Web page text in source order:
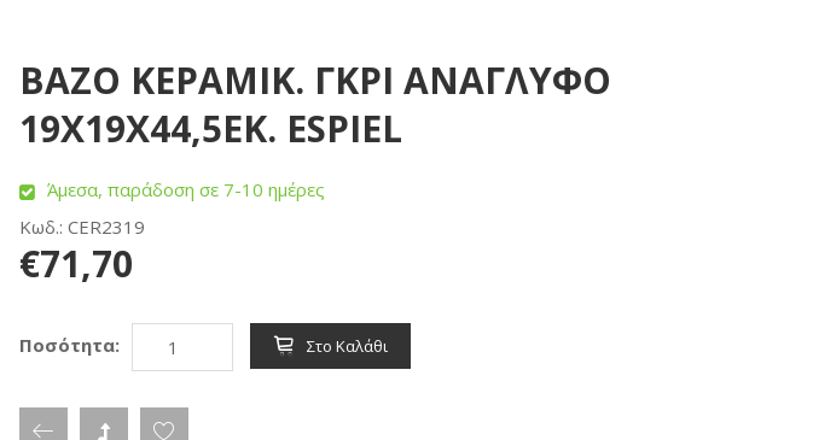
BAZO ΚΕΡΑΜΙΚ. ΓΚΡΙ ΑΝΑΓΛΥΦΟ
19Χ19Χ44,5ΕΚ. ESPIEL
Άμεσα, παράδοση σε 7-10 ημέρες
Κωδ.: CER2319
€71,70
Ποσότητα: Στο Καλάθι